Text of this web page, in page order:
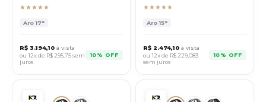
★★★★★
Aro17"
R$ 3.194,10 à vista
ou 12x de R$295,75sem
juros
10% OFF
★★★★★
Aro15"
R$ 2.474,10 à vista
ou 12x de R$229,083
sem juros
10% OFF